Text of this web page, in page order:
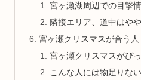
宮ヶ瀬湖周辺での目撃
隣接エリア、道中はや
宮ヶ瀬クリスマスが合う
宮ヶ瀬クリスマスがぴ
こんな人には物足りな